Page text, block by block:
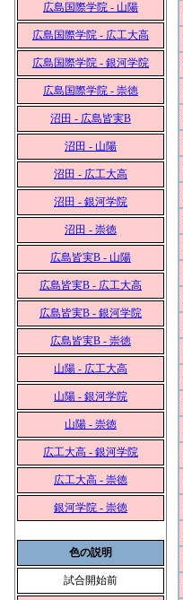
広島国際学院 - 山陽
広島国際学院 - 広工大高
広島国際学院 - 銀河学院
広島国際学院 - 崇徳
沼田 - 広島皆実B
沼田 - 山陽
沼田 - 広工大高
沼田 - 銀河学院
沼田 - 崇徳
広島皆実B - 山陽
広島皆実B - 広工大高
広島皆実B - 銀河学院
広島皆実B - 崇徳
山陽 - 広工大高
山陽 - 銀河学院
山陽 - 崇徳
広工大高 - 銀河学院
広工大高 - 崇徳
銀河学院 - 崇徳
色の説明
試合開始前